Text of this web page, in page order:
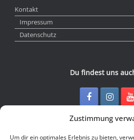
Zustimmung
Um dir ein optimales Erlebnis zu bieten,
Kontakt
Impressum
Datenschutz
Du findest uns
Kontakt